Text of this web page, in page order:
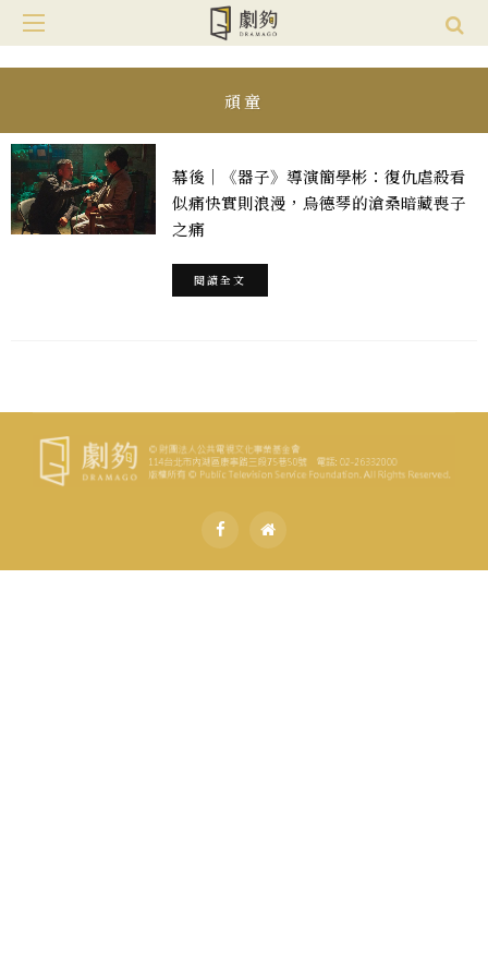
頑童
幕後｜《器子》導演簡學彬：復仇虐殺看
似痛快實則浪漫，烏德琴的滄桑暗藏喪子
之痛
閱讀全文